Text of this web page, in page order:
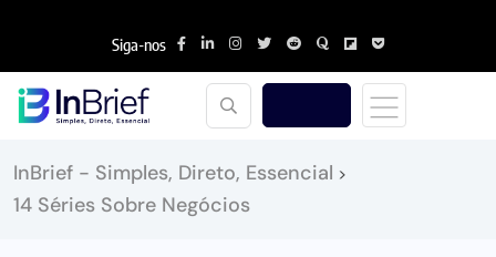
Siga-nos
InBrief - Simples, Direto, Essencial >
14 Séries Sobre Negócios